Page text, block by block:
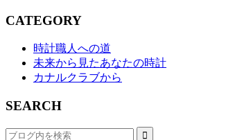
CATEGORY
時計職人への道
未来から見たあなたの時計
カナルクラブから
SEARCH